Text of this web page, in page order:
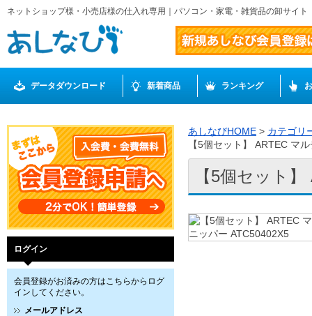
ネットショップ様・小売店様の仕入れ専用｜パソコン・家電・雑貨品の卸サイ
データダウンロード 新着商品 ランキング
ログイン
会員登録がお済みの方はこちらからログ
インしてください。
メールアドレス
あしなびHOME > カテゴリ
【5個セット】 ARTEC マ
【5個セット